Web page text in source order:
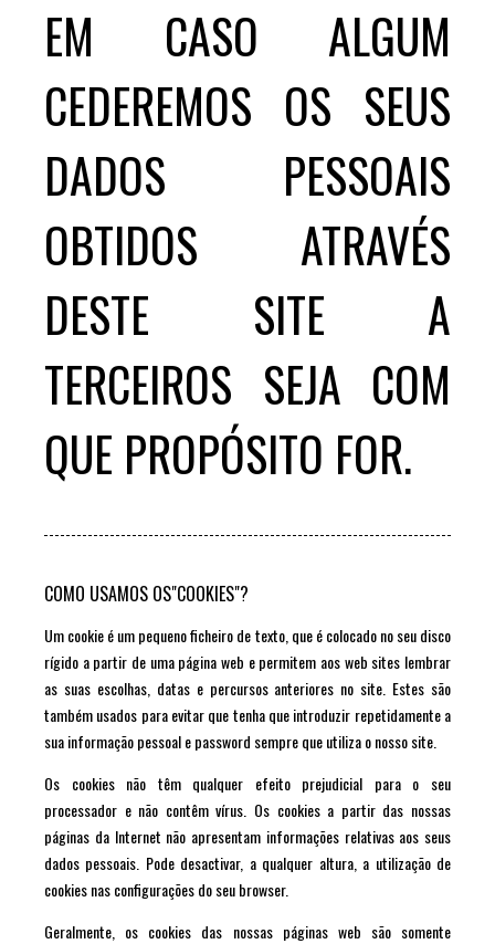
EM CASO ALGUM
CEDEREMOS OS SEUS
DADOS PESSOAIS
OBTIDOS ATRAVÉS
DESTE SITE A
TERCEIROS SEJA COM
QUE PROPÓSITO FOR.
COMO USAMOS OS"COOKIES"?
Um cookie é um pequeno ficheiro de texto, que é colocado no seu disco
rígido a partir de uma página web e permitem aos web sites lembrar
as suas escolhas, datas e percursos anteriores no site. Estes são
também usados para evitar que tenha que introduzir repetidamente a
sua informação pessoal e password sempre que utiliza o nosso site.
Os cookies não têm qualquer efeito prejudicial para o seu
processador e não contêm vírus. Os cookies a partir das nossas
páginas da Internet não apresentam informações relativas aos seus
dados pessoais. Pode desactivar, a qualquer altura, a utilização de
cookies nas configurações do seu browser.
Geralmente, os cookies das nossas páginas web são somente